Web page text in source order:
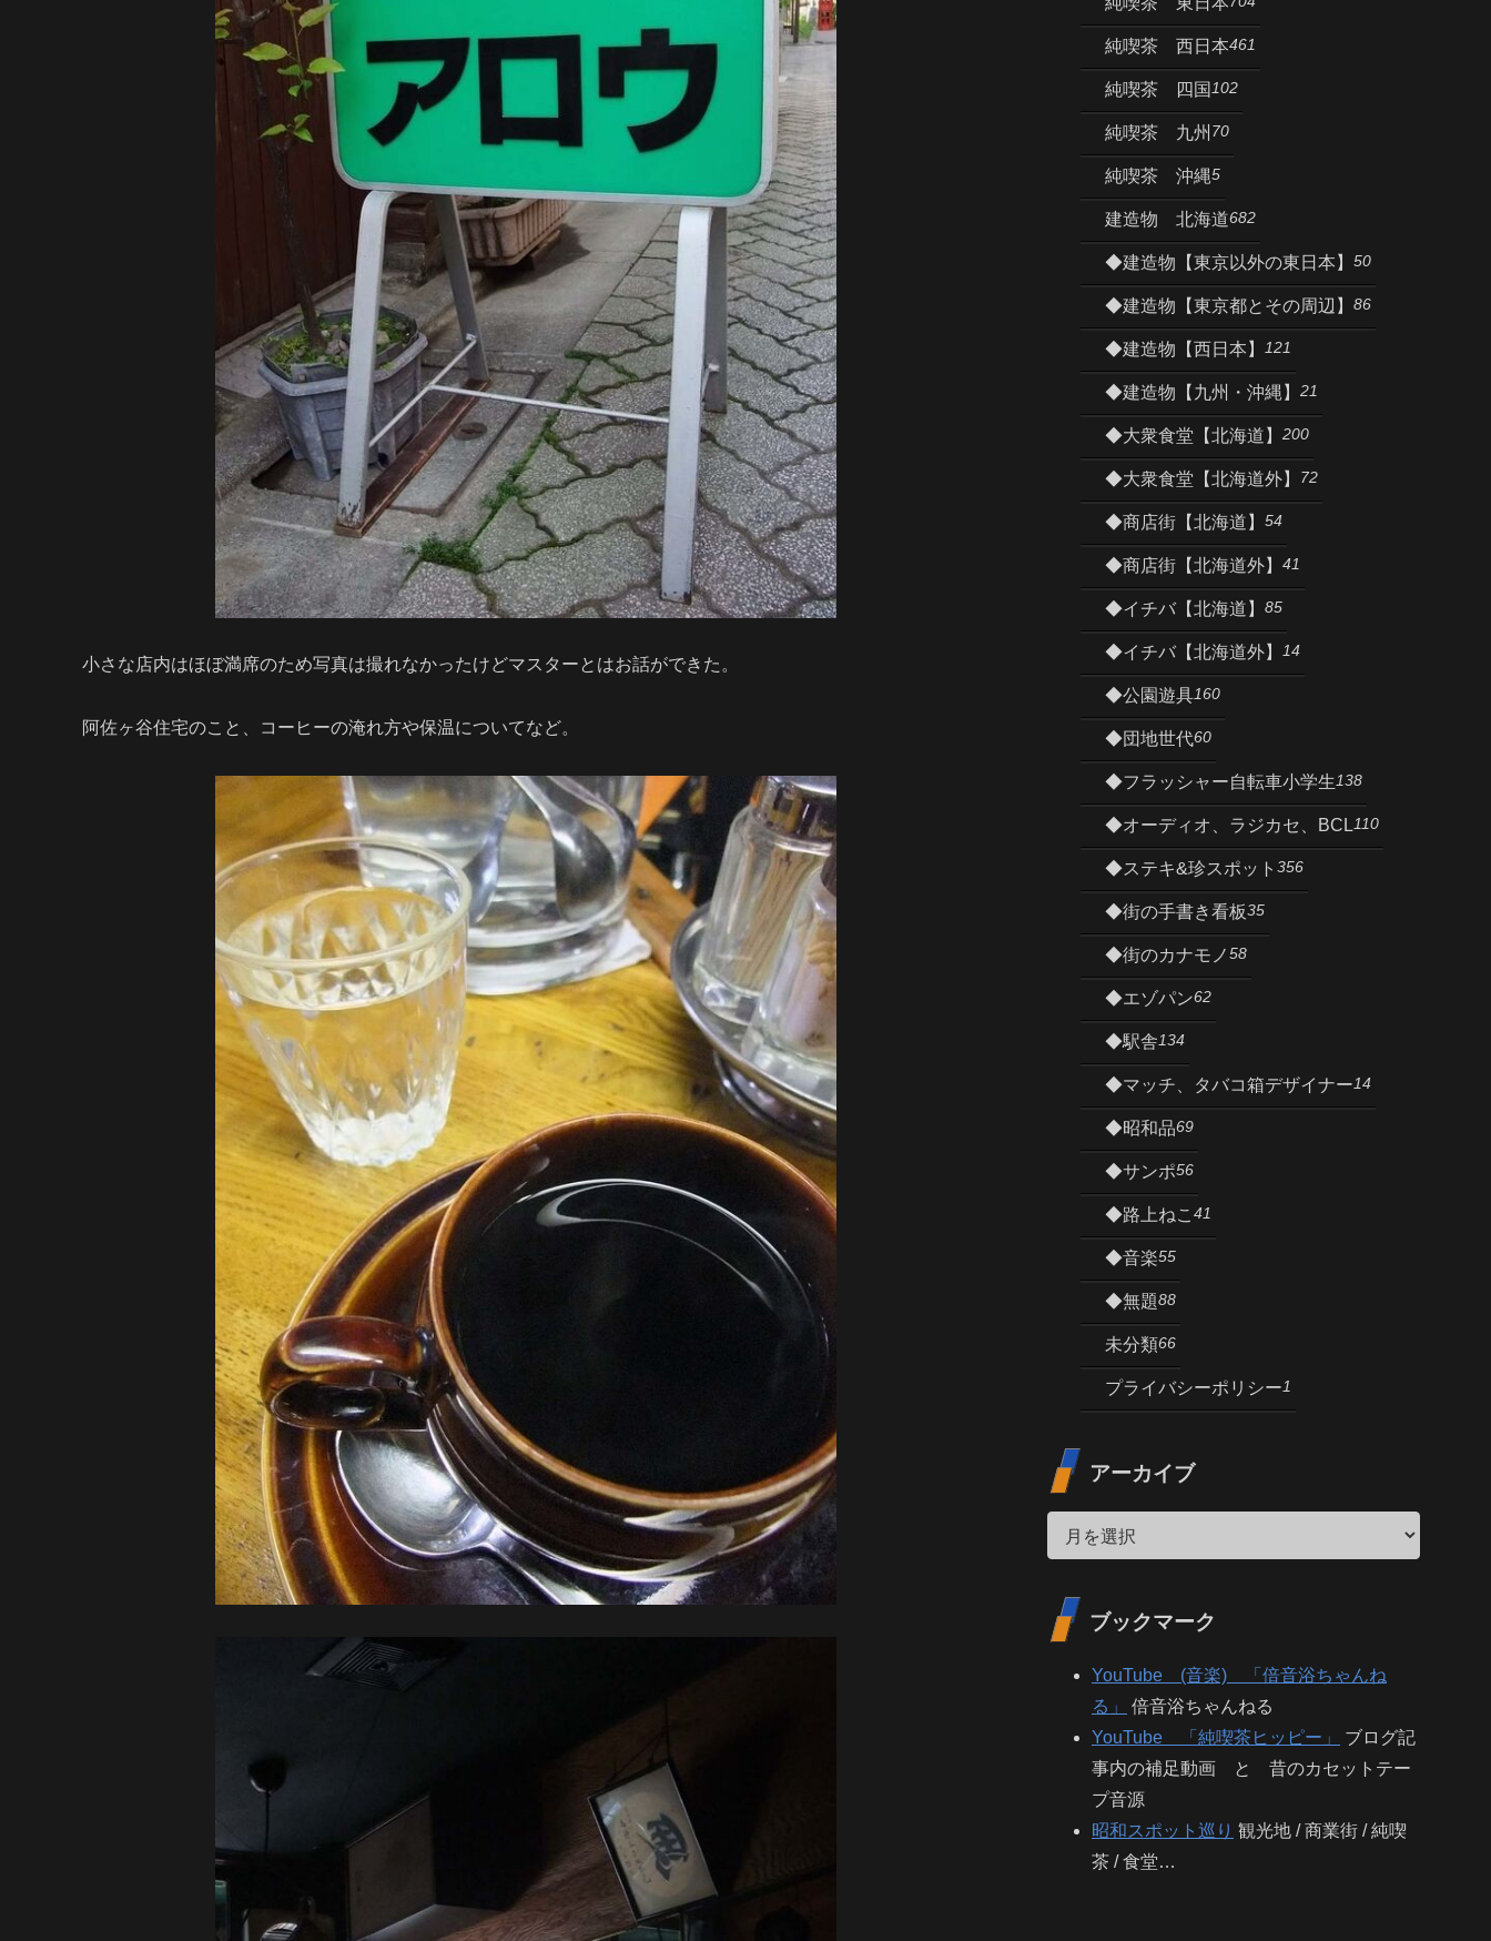
小さな店内はほぼ満席のため写真は撮れなかったけどマスターとはお話ができた。
阿佐ヶ谷住宅のこと、コーヒーの淹れ方や保温についてなど。
純喫茶 西日本461
純喫茶 四国 102
純喫茶 九州 70
純喫茶 沖縄5
建造物 北海道682
◆建造物【東京以外の東日本】 50
◆建造物【東京都とその周辺】 86
◆建造物【西日本】 121
◆建造物【九州・沖縄】 21
◆大衆食堂【北海道】 200
◆大衆食堂【北海道外】 72
◆商店街【北海道】 54
◆商店街【北海道外】 41
◆イチバ【北海道】 85
◆イチバ【北海道外】 14
◆公園遊具160
◆団地世代60
◆フラッシャー自転車小学生138
◆オーディオ、ラジカセ、BCL110
◆ステキ&珍スポット 356
◆街の手書き看板35
◆街のカナモノ58
◆エゾパン62
◆駅舎134
◆マッチ、タバコ箱デザイナー14
◆昭和品69
◆サンポ56
◆路上ねこ 41
◆音楽55
◆無題88
未分類66
プライバシーポリシー1
アーカイブ
ブックマーク
YouTube (音楽) 「倍音浴ちゃんね
る」
倍音浴ちゃんねる
YouTube 「純喫茶ヒッピー」
ブログ記
事内の補足動画 と 昔のカセットテー
プ音源
昭和スポット巡り 観光地 / 商業街 / 純喫
茶 / 食堂…